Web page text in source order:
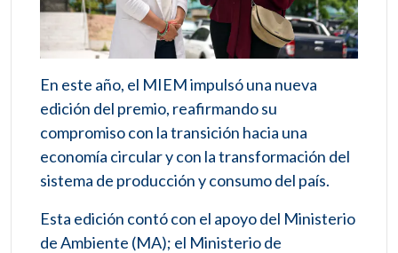
En este año, el MIEM impulsó una nueva
edición del premio, reafirmando su
compromiso con la transición hacia una
economía circular y con la transformación del
sistema de producción y consumo del país.
Esta edición contó con el apoyo del Ministerio
de Ambiente (MA); el Ministerio de